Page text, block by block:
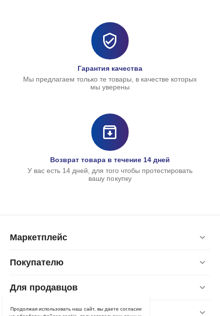
Гарантия качества
Мы предлагаем только те товары, в качестве которых
мы уверены
Возврат товара в течение 14 дней
У вас есть 14 дней, для того чтобы протестировать
вашу покупку
Маркетплейс
Покупателю
Для продавцов
Контакты
Продолжая использовать наш сайт, вы даете согласие